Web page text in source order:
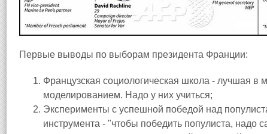
Первые выводы по выборам президента Франции:
Французская социологическая школа - лучшая в
моделированием. Надо у них учиться;
Эксперименты с успешной победой над
инструмента - "чтобы победить популиста, надо